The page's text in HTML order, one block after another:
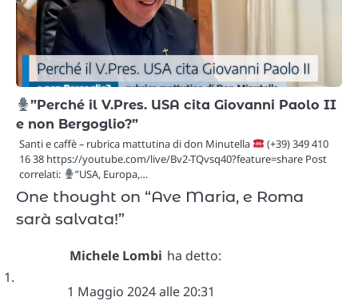
”Perché il V.Pres. USA cita Giovanni Paolo II
e non Bergoglio?”
Santi e caffè – rubrica mattutina di don Minutella
(+39) 349 410
16 38 https://youtube.com/live/Bv2-TQvsq40?feature=share Post
correlati:
”USA, Europa,…
One thought on “Ave Maria, e Roma
sarà salvata!”
Michele Lombi ha detto:
1 Maggio 2024 alle 20:31